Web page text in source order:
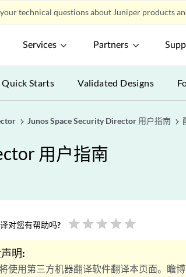
technical questions about Juniper products
Services Partners
Quick Starts Validated Designs
Junos Space Security Director 用户指南
用户指南
对您有帮助吗? star star star star star
明:
使用第三方机器翻译软件翻译本页面。瞻